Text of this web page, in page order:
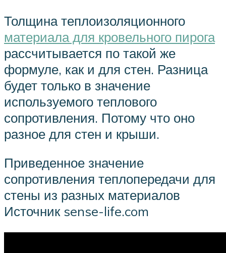
Толщина теплоизоляционного
материала для кровельного пирога
рассчитывается по такой же
формуле, как и для стен. Разница
будет только в значение
используемого теплового
сопротивления. Потому что оно
разное для стен и крыши.
Приведенное значение
сопротивления теплопередачи для
стены из разных материалов
Источник sense-life.com